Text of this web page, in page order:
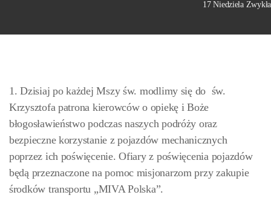
17 Niedziela Zwykła
1. Dzisiaj po każdej Mszy św. modlimy się do św.
Krzysztofa patrona kierowców o opiekę i Boże
błogosławieństwo podczas naszych podróży oraz
bezpieczne korzystanie z pojazdów mechanicznych
poprzez ich poświęcenie. Ofiary z poświęcenia pojazdów
będą przeznaczone na pomoc misjonarzom przy zakupie
środków transportu „MIVA Polska”.